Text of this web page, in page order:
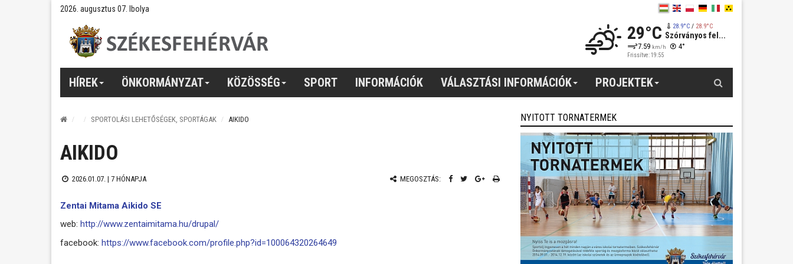
2026. augusztus 07. Ibolya
29°C 28.9°C/ 28.9°C
Szórványos fel...
7.59 km/h 4°
Frissítve: 19:55
HÍREK ÖNKORMÁNYZAT KÖZÖSSÉG SPORT INFORMÁCIÓK VÁLASZTÁSI INFORMÁCIÓK PROJEKTEK
SPORTOLÁSI LEHETŐSÉGEK, SPORTÁGAK AIKIDO
AIKIDO
2026.01.07. | 7 HÓNAPJA MEGOSZTÁS:
Zentai Mitama Aikido SE
web: http://www.zentaimitama.hu/drupal/
facebook: https://www.facebook.com/profile.php?id=100064320264649
NYITOTT TORNATERMEK